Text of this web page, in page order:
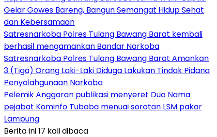
Gelar Gowes Bareng, Bangun Semangat Hidup Sehat
dan Kebersamaan
Satresnarkoba Polres Tulang Bawang Barat kembali
berhasil mengamankan Bandar Narkoba
Satresnarkoba Polres Tulang Bawang Barat Amankan
3 (Tiga) Orang Laki-Laki Diduga Lakukan Tindak Pidana
Penyalahgunaan Narkoba
Pelemik Anggaran publikasi menyeret Dua Nama
pejabat Kominfo Tubaba menuai sorotan LSM pakar
Lampung
Berita ini 17 kali dibaca